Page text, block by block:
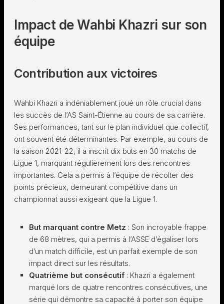
Impact de Wahbi Khazri sur son
équipe
Contribution aux victoires
Wahbi Khazri a indéniablement joué un rôle crucial dans
les succès de l’AS Saint-Étienne au cours de sa carrière.
Ses performances, tant sur le plan individuel que collectif,
ont souvent été déterminantes. Par exemple, au cours de
la saison 2021-22, il a inscrit dix buts en 30 matchs de
Ligue 1, marquant régulièrement lors des rencontres
importantes. Cela a permis à l’équipe de récolter des
points précieux, demeurant compétitive dans un
championnat aussi exigeant que la Ligue 1.
But marquant contre Metz : Son incroyable frappe
de 68 mètres, qui a permis à l’ASSE d’égaliser lors
d’un match difficile, est un parfait exemple de son
impact direct sur les résultats.
Quatrième but consécutif : Khazri a également
marqué lors de quatre rencontres consécutives, une
série qui démontre sa capacité à porter son équipe